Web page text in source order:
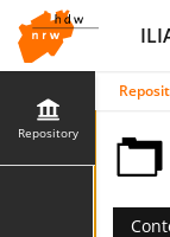
Repository